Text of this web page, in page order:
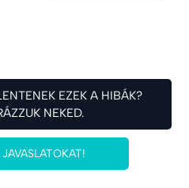
EZEK A HIBÁK?
NEKED.